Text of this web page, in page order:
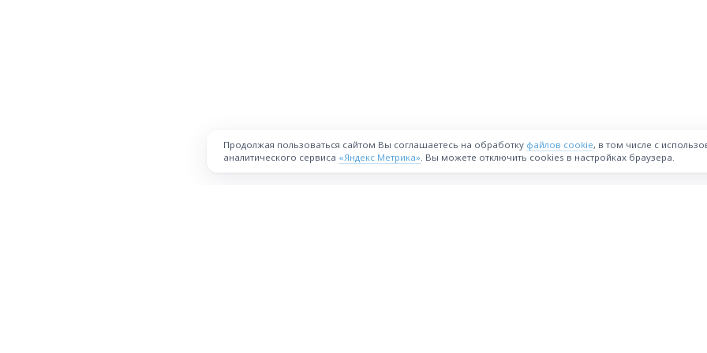
Продолжая пользоваться сайтом Вы соглашаетесь на обработку файлов cookie, в том числе с
аналитического сервиса «Яндекс Метрика». Вы можете отключить cookies в настройках браузера.